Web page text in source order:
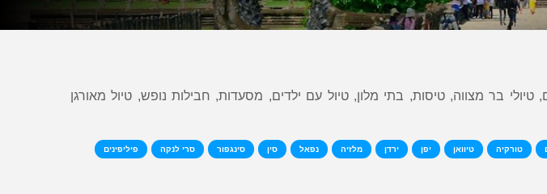
בר מצווה, טיסות, בתי מלון, טיול עם ילדים, מסעדות, חבילות נופש, טיול מאורגן
טורקיה טיוואן יפן ירדן מלזיה נפאל סין סינגפור סרי לנקה פיליפינים